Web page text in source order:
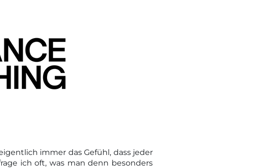
immer das Gefühl, dass jeder
ich oft, was man denn besonders